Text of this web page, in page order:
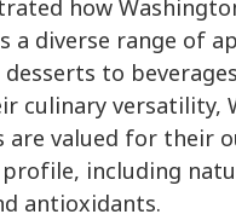
how
a diverse range of
to
culinary versatility,
are valued for their
including
antioxidants.